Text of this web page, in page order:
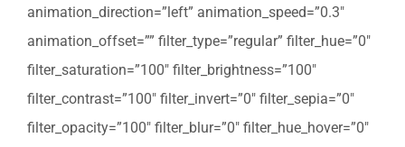
animation_direction=”left” animation_speed=”0.3″
animation_offset=”” filter_type=”regular” filter_hue=”0″
filter_saturation=”100″ filter_brightness=”100″
filter_contrast=”100″ filter_invert=”0″ filter_sepia=”0″
filter_opacity=”100″ filter_blur=”0″ filter_hue_hover=”0″